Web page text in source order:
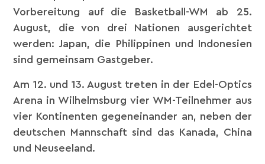
Vorbereitung auf die Basketball-WM ab 25.
August, die von drei Nationen ausgerichtet
werden: Japan, die Philippinen und Indonesien
sind gemeinsam Gastgeber.
Am 12. und 13. August treten in der Edel-Optics
Arena in Wilhelmsburg vier WM-Teilnehmer aus
vier Kontinenten gegeneinander an, neben der
deutschen Mannschaft sind das Kanada, China
und Neuseeland.